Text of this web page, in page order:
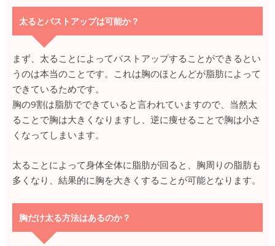
太るとバストアップは可能か？
まず、太ることによってバストアップすることができるとい
うのは本当のことです。これは胸のほとんどが脂肪によって
できているためです。
胸の9割は脂肪でできていると言われていますので、当然太
ることで胸は大きくなりますし、逆に痩せることで胸は小さ
くなってしまいます。
太ることによって身体全体に脂肪が回ると、胸周りの脂肪も
多くなり、結果的に胸を大きくすることが可能となります。
胸だけ太る方法はあるのか？